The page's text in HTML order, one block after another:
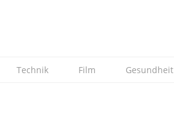
Technik Film Gesundheit